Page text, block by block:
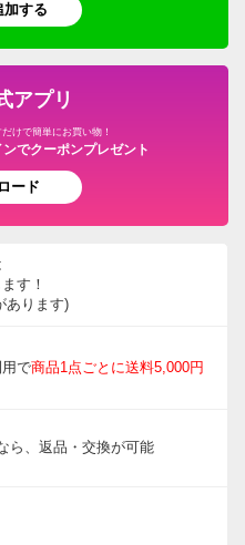
加する
アプリ
けで簡単にお買い物！
でクーポンプレゼント
ード
す！
あります)
で商品1点ごとに送料5,000円
ら、返品・交換が可能